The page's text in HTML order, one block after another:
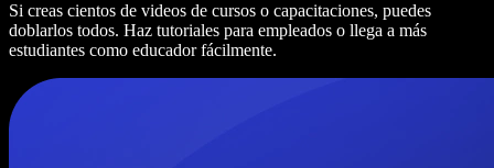
Si creas cientos de videos de cursos o capacitaciones, puedes
doblarlos todos. Haz tutoriales para empleados o llega a más
estudiantes como educador fácilmente.